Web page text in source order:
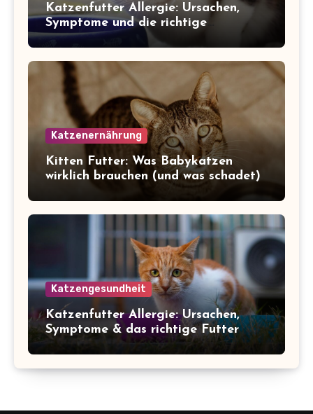
Katzenfutter Allergie: Ursachen,
Symptome und die richtige
Ernährung
Katzenernährung
Kitten Futter: Was Babykatzen
wirklich brauchen (und was schadet)
Katzengesundheit
Katzenfutter Allergie: Ursachen,
Symptome & das richtige Futter